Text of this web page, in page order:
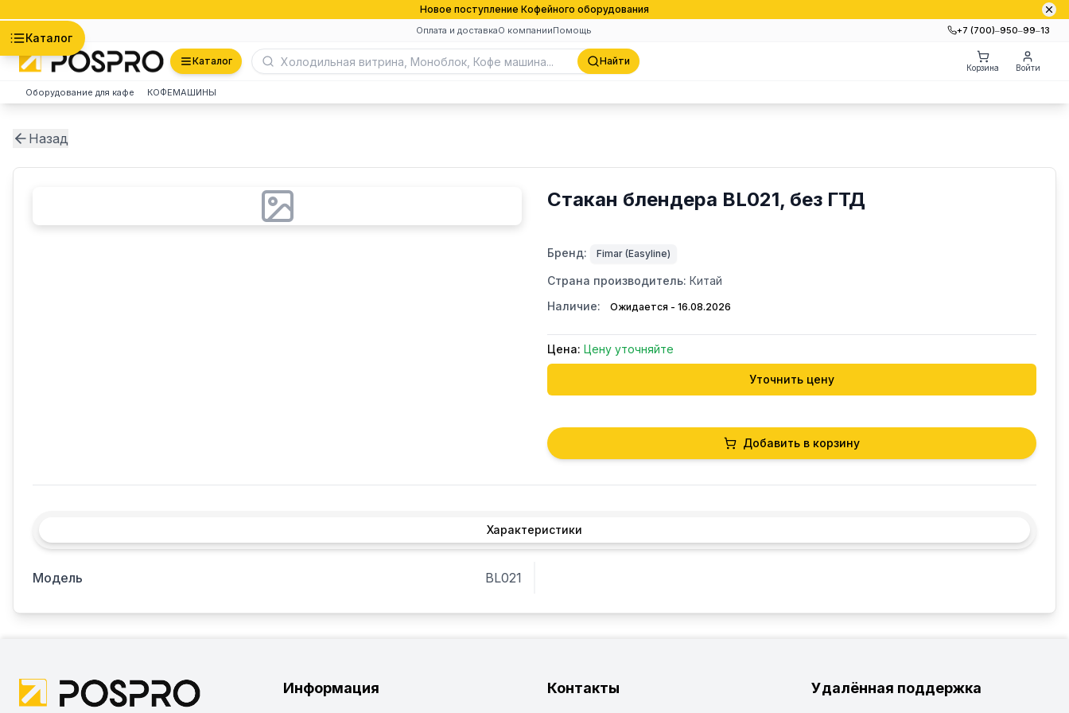
Новое поступление Кофейного оборудования
Оплата и доставкаО компанииПомощь +7 (700)‒950‒99‒13
Каталог
Каталог Найти
Корзина Войти
Оборудование для кафе КОФЕМАШИНЫ
Назад
Стакан блендера BL021, без ГТД
Бренд: Fimar (Easyline)
Страна производитель: Китай
Наличие:
Ожидается - 16.08.2026
Цена: Цену уточняйте
Уточнить цену
Добавить в корзину
Характеристики
Модель BL021
Информация Контакты Удалённая поддержка